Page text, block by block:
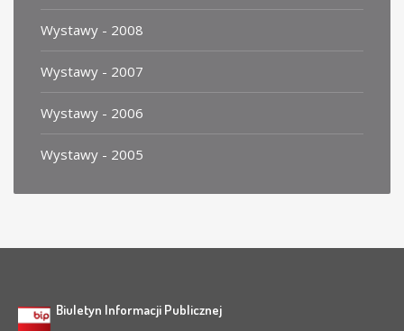
Wystawy - 2008
Wystawy - 2007
Wystawy - 2006
Wystawy - 2005
Biuletyn Informacji Publicznej